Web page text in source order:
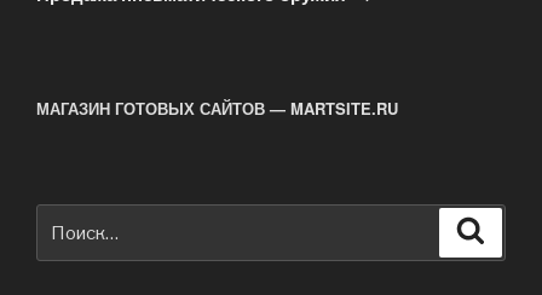
МАГАЗИН ГОТОВЫХ САЙТОВ — MARTSITE.RU